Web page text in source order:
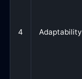
4 Adaptability